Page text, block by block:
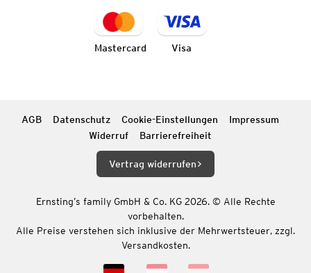
Mastercard Visa
AGB Datenschutz Cookie-Einstellungen
Impressum
Widerruf
Barrierefreiheit
Vertrag widerrufen
Ernsting’s family GmbH & Co. KG 2026. © Alle Rechte
vorbehalten.
Alle Preise verstehen sich inklusive der Mehrwertsteuer, zzgl.
Versandkosten.